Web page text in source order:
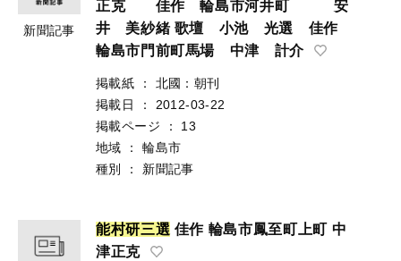
新聞記事
正克 佳作 輪島市河井町 安
井 美紗緒 歌壇 小池 光選 佳作
輪島市門前町馬場 中津 計介
掲載紙 ：
北國：朝刊
掲載日
：
2012-03-22
掲載ページ
：
13
地域
：
輪島市
種別
： 新聞記事
能村研三選 佳作 輪島市鳳至町上町 中
津正克